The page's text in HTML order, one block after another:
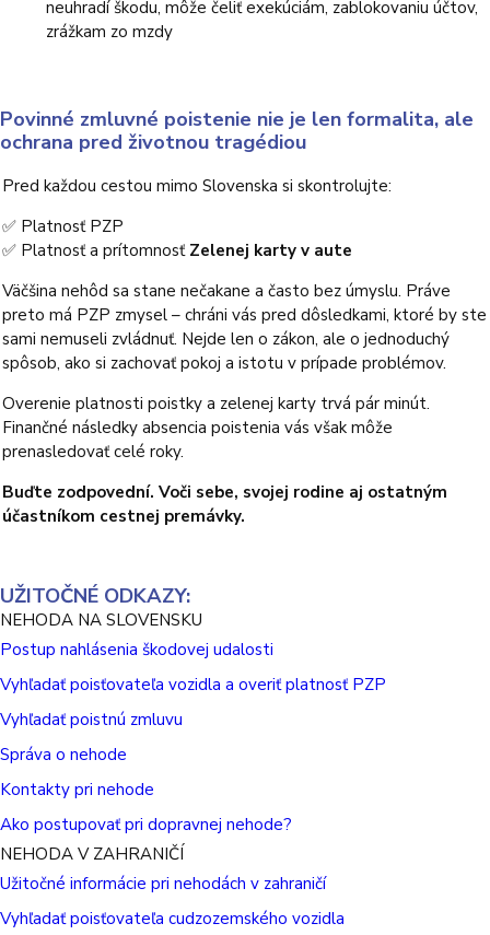
neuhradí škodu, môže čeliť exekúciám, zablokovaniu účtov,
zrážkam zo mzdy
Povinné zmluvné poistenie nie je len formalita, ale
ochrana pred životnou tragédiou
Pred každou cestou mimo Slovenska si skontrolujte:
✅ Platnosť PZP
✅ Platnosť a prítomnosť Zelenej karty v aute
Väčšina nehôd sa stane nečakane a často bez úmyslu. Práve
preto má PZP zmysel – chráni vás pred dôsledkami, ktoré by ste
sami nemuseli zvládnuť. Nejde len o zákon, ale o jednoduchý
spôsob, ako si zachovať pokoj a istotu v prípade problémov.
Overenie platnosti poistky a zelenej karty trvá pár minút.
Finančné následky absencia poistenia vás však môže
prenasledovať celé roky.
Buďte zodpovední. Voči sebe, svojej rodine aj ostatným
účastníkom cestnej premávky.
UŽITOČNÉ ODKAZY:
NEHODA NA SLOVENSKU
Postup nahlásenia škodovej udalosti
Vyhľadať poisťovateľa vozidla a overiť platnosť PZP
Vyhľadať poistnú zmluvu
Správa o nehode
Kontakty pri nehode
Ako postupovať pri dopravnej nehode?
NEHODA V ZAHRANIČÍ
Užitočné informácie pri nehodách v zahraničí
Vyhľadať poisťovateľa cudzozemského vozidla